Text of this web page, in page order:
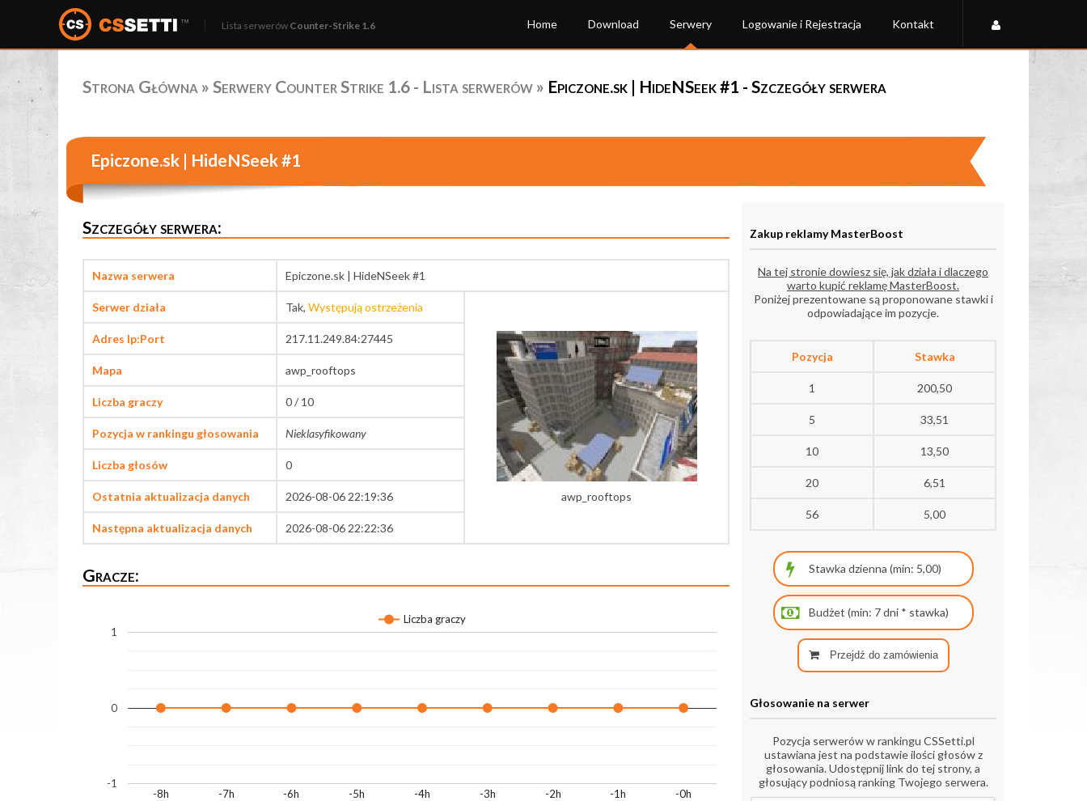
Lista serwerów Counter-Strike 1.6 Home Download Serwery Logowanie i Rejestracja Kontakt
Strona Główna » Serwery Counter Strike 1.6 - Lista serwerów » Epiczone.sk | HideNSeek #1 - Szczegóły serwera
Epiczone.sk | HideNSeek #1
Szczegóły serwera:
Nazwa serwera Epiczone.sk | HideNSeek #1
Serwer działa Tak, Występują ostrzeżenia
awp_rooftops
Adres Ip:Port 217.11.249.84:27445
Mapa awp_rooftops
Liczba graczy 0 / 10
Pozycja w rankingu głosowania Nieklasyfikowany
Liczba głosów 0
Ostatnia aktualizacja danych 2026-08-06 22:19:36
Następna aktualizacja danych 2026-08-06 22:22:36
Gracze:
Liczba graczy
-8h -7h -6h -5h -4h -3h -2h -1h -0h
-1
0
1
Zakup reklamy MasterBoost
Na tej stronie dowiesz się, jak działa i dlaczego
warto kupić reklamę MasterBoost.
Poniżej prezentowane są proponowane stawki i
odpowiadające im pozycje.
Pozycja Stawka
1 200,50
5 33,51
10 13,50
20 6,51
56 5,00
Przejdź do zamówienia
Głosowanie na serwer
Pozycja serwerów w rankingu CSSetti.pl
ustawiana jest na podstawie ilości głosów z
głosowania. Udostępnij link do tej strony, a
głosujący podniosą ranking Twojego serwera.